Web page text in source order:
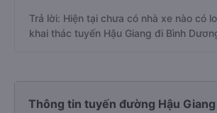
Trả lời: Hiện tại chưa có nhà xe nào có
khai thác tuyến Hậu Giang đi Bình
Thông tin tuyến đường Hậu